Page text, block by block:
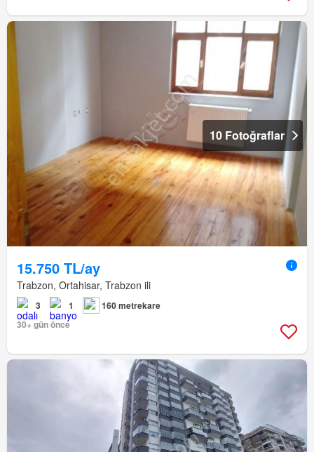
10 Fotoğraflar
15.750 TL/ay
Trabzon, Ortahisar, Trabzon ili
3 1
160 metrekare
30+ gün önce